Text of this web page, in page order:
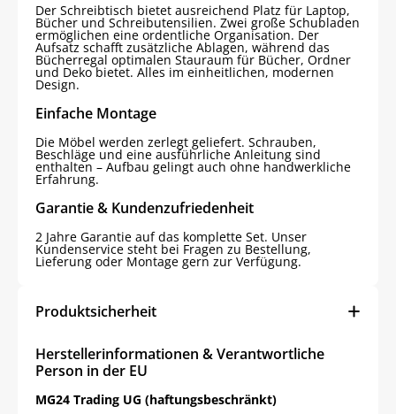
Der Schreibtisch bietet ausreichend Platz für Laptop,
Bücher und Schreibutensilien. Zwei große Schubladen
ermöglichen eine ordentliche Organisation. Der
Aufsatz schafft zusätzliche Ablagen, während das
Bücherregal optimalen Stauraum für Bücher, Ordner
und Deko bietet. Alles im einheitlichen, modernen
Design.
Einfache Montage
Die Möbel werden zerlegt geliefert. Schrauben,
Beschläge und eine ausführliche Anleitung sind
enthalten – Aufbau gelingt auch ohne handwerkliche
Erfahrung.
Garantie & Kundenzufriedenheit
2 Jahre Garantie auf das komplette Set. Unser
Kundenservice steht bei Fragen zu Bestellung,
Lieferung oder Montage gern zur Verfügung.
Produktsicherheit
Herstellerinformationen & Verantwortliche
Person in der EU
MG24 Trading UG (haftungsbeschränkt)